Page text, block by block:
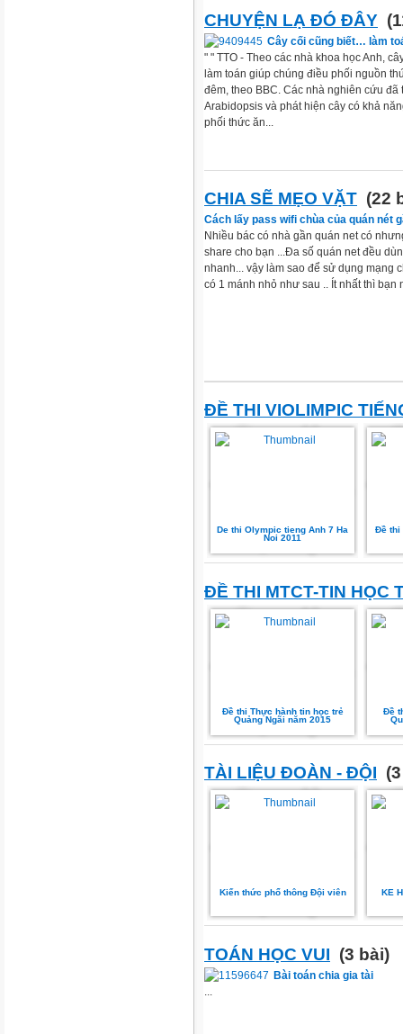
CHUYỆN LẠ ĐÓ ĐÂY
Cây cối cũng biết… làm
" " TTO - Theo các nhà khoa học Anh,
làm toán giúp chúng điều phối nguồn
đêm, theo BBC. Các nhà nghiên cứu đã
Arabidopsis và phát hiện cây có khả
phối thức ăn...
CHIA SẼ MẸO VẶT (22
Cách lấy pass wifi chùa của quán nét
Nhiều bác có nhà gần quán net có
share cho bạn ...Đa số quán net đều
nhanh... vậy làm sao để sử dụng mạng
có 1 mánh nhỏ như sau .. Ít nhất thì bạn
ĐỀ THI VIOLIMPIC
De thi Olympic tieng Anh 7 Ha
Noi 2011
Đề thi
ĐỀ THI MTCT-TIN HỌC
Đề thi Thực hành tin học trẻ
Quảng Ngãi năm 2015
Đề
TÀI LIỆU ĐOÀN - ĐỘI
Kiến thức phổ thông Đội viên KE
TOÁN HỌC VUI (3 bài)
Bài toán chia gia tài